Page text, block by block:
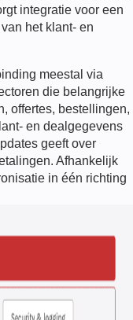
integratie voor een
het klant- en
meestal via
die belangrijke
offertes, bestellingen,
en dealgegevens
geeft over
Afhankelijk
in één richting